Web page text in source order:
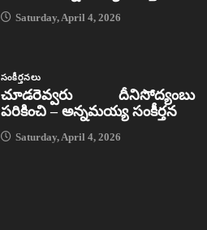
Saturday, April 4, 2026
సంకీర్తనలు
చూడరెవ్వరు దీనిసోద్యంబు
పరికించి – అన్నమయ్య సంకీర్తన
Saturday, April 4, 2026